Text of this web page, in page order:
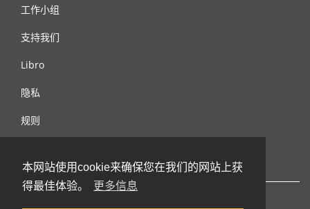
本网站使用cookie来确保您在我们的网站上获
得最佳体验。
更多信息
工作小组
支持我们
Libro
隐私
规则